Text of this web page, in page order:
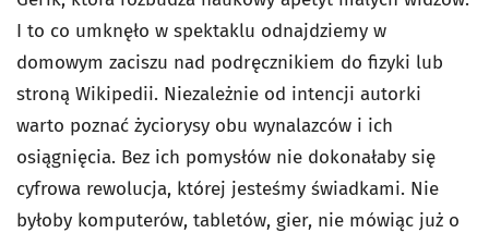
I to co umknęło w spektaklu odnajdziemy w
domowym zaciszu nad podręcznikiem do fizyki lub
stroną Wikipedii. Niezależnie od intencji autorki
warto poznać życiorysy obu wynalazców i ich
osiągnięcia. Bez ich pomysłów nie dokonałaby się
cyfrowa rewolucja, której jesteśmy świadkami. Nie
byłoby komputerów, tabletów, gier, nie mówiąc już o